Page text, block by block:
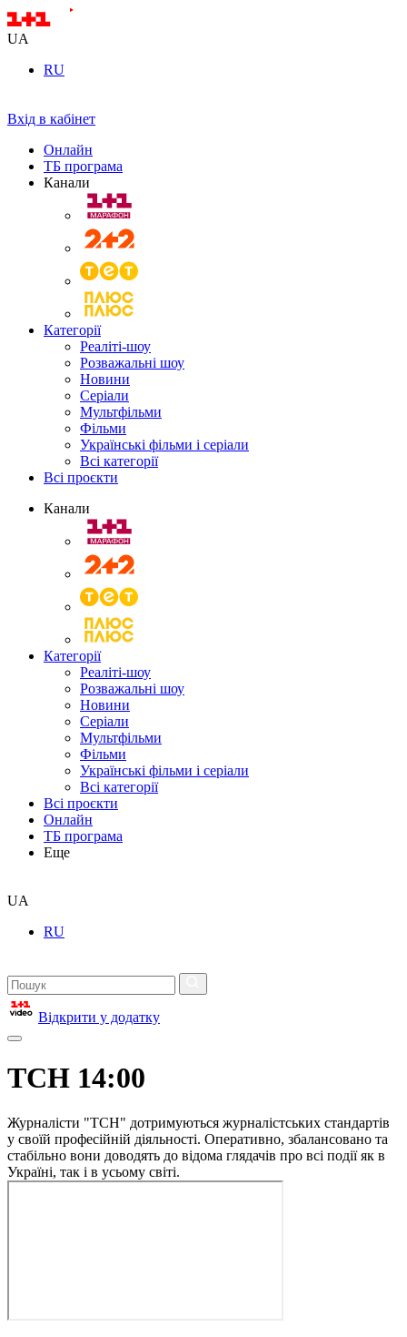
UA
RU
Вхід в кабінет
Онлайн
ТБ програма
Канали
Категорії
Реаліті-шоу
Розважальні шоу
Новини
Серіали
Мультфільми
Фільми
Українські фільми і серіали
Всі категорії
Всі проєкти
Канали
Категорії
Реаліті-шоу
Розважальні шоу
Новини
Серіали
Мультфільми
Фільми
Українські фільми і серіали
Всі категорії
Всі проєкти
Онлайн
ТБ програма
Еще
UA
RU
Відкрити у додатку
ТСН 14:00
Журналісти "ТСН" дотримуються журналістських стандартів
у своїй професійній діяльності. Оперативно, збалансовано та
стабільно вони доводять до відома глядачів про всі події як в
Україні, так і в усьому світі.